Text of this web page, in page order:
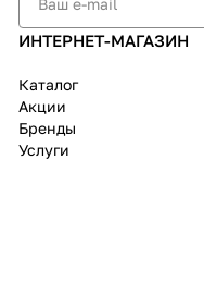
ИНТЕРНЕТ-МАГАЗИН
Каталог
Акции
Бренды
Услуги